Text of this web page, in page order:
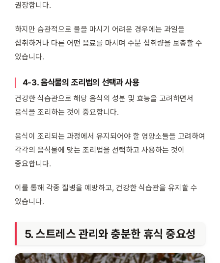
권장합니다.
하지만 습관적으로 물을 마시기 어려운 경우에는 과일을
섭취하거나 다른 어떤 음료를 마시며 수분 섭취량을 보충할 수
있습니다.
4-3. 음식물의 조리법의 선택과 사용
건강한 식습관으로 해당 음식의 성분 및 효능을 고려하면서
음식을 조리하는 것이 중요합니다.
음식이 조리되는 과정에서 유지되어야 할 영양소들을 고려하여
각각의 음식물에 맞는 조리법을 선택하고 사용하는 것이
중요합니다.
이를 통해 각종 질병을 예방하고, 건강한 식습관을 유지할 수
있습니다.
5. 스트레스 관리와 충분한 휴식 중요성